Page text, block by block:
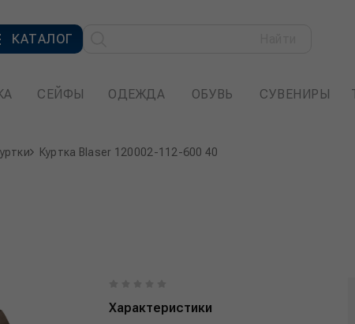
КАТАЛОГ
СЕЙФЫ ОДЕЖДА ОБУВЬ СУВЕНИРЫ
Куртка Blaser 120002-112-600 40
Характеристики